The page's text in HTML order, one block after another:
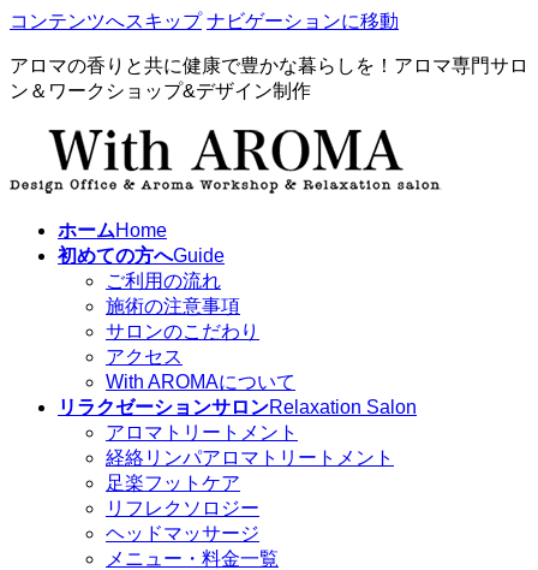
コンテンツへスキップ ナビゲーションに移動
アロマの香りと共に健康で豊かな暮らしを！アロマ専門サロ
ン＆ワークショップ&デザイン制作
ホームHome
初めての方へGuide
ご利用の流れ
施術の注意事項
サロンのこだわり
アクセス
With AROMAについて
リラクゼーションサロンRelaxation Salon
アロマトリートメント
経絡リンパアロマトリートメント
足楽フットケア
リフレクソロジー
ヘッドマッサージ
メニュー・料金一覧